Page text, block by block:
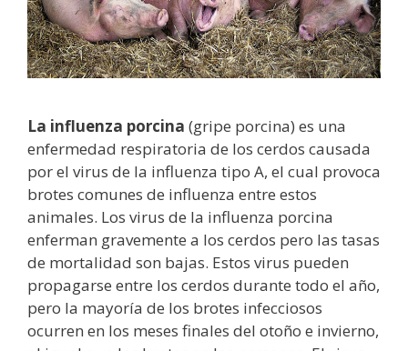
La influenza porcina (gripe porcina) es una
enfermedad respiratoria de los cerdos causada
por el virus de la influenza tipo A, el cual provoca
brotes comunes de influenza entre estos
animales. Los virus de la influenza porcina
enferman gravemente a los cerdos pero las tasas
de mortalidad son bajas. Estos virus pueden
propagarse entre los cerdos durante todo el año,
pero la mayoría de los brotes infecciosos
ocurren en los meses finales del otoño e invierno,